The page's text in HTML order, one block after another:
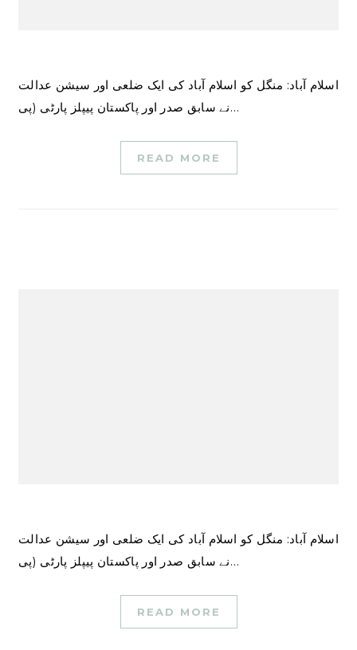
اسلام آباد: منگل کو اسلام آباد کی ایک ضلعی اور سیشن عدالت
نے سابق صدر اور پاکستان پیپلز پارٹی (پی…
READ MORE
اسلام آباد: منگل کو اسلام آباد کی ایک ضلعی اور سیشن عدالت
نے سابق صدر اور پاکستان پیپلز پارٹی (پی…
READ MORE